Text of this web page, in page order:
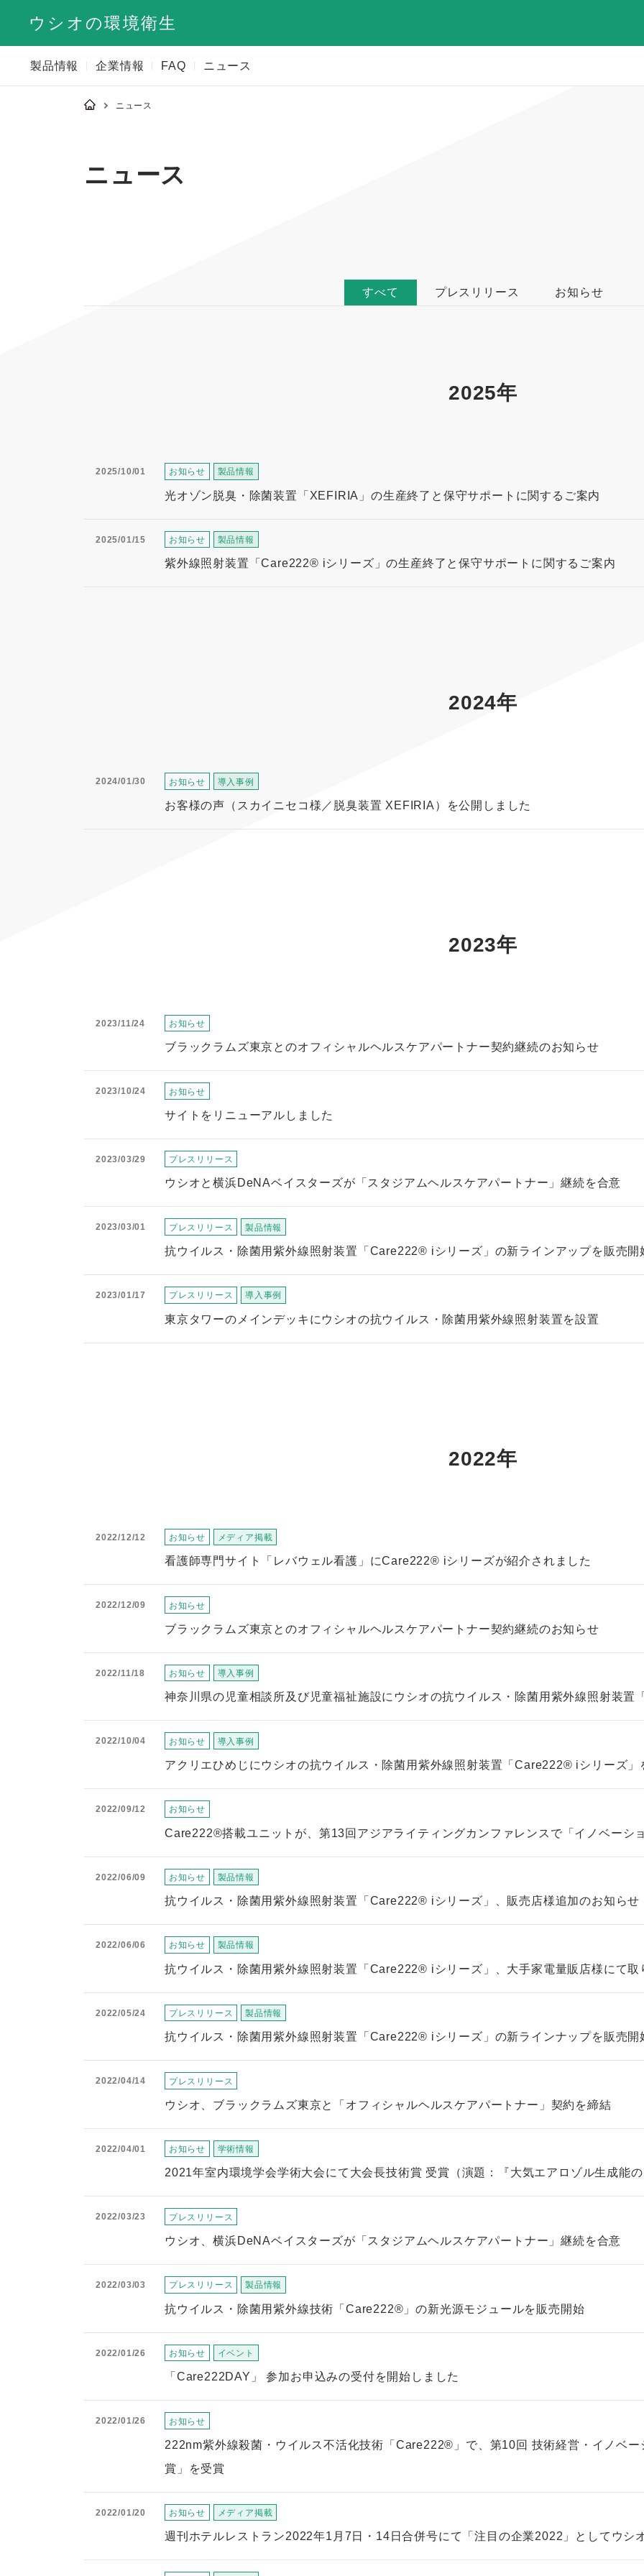
ウシオの環境衛生
製品情報 企業情報 FAQ ニュース
ニュース
ニュース
すべて プレスリリース お知らせ
2025年
2025/10/01 お知らせ 製品情報
光オゾン脱臭・除菌装置「XEFIRIA」の生産終了と保守サポートに関するご案内
2025/01/15 お知らせ 製品情報
紫外線照射装置「Care222® iシリーズ」の生産終了と保守サポートに関するご案内
2024年
2024/01/30 お知らせ 導入事例
お客様の声（スカイニセコ様／脱臭装置 XEFIRIA）を公開しました
2023年
2023/11/24 お知らせ
ブラックラムズ東京とのオフィシャルヘルスケアパートナー契約継続のお知らせ
2023/10/24 お知らせ
サイトをリニューアルしました
2023/03/29 プレスリリース
ウシオと横浜DeNAベイスターズが「スタジアムヘルスケアパートナー」継続を合意
2023/03/01 プレスリリース 製品情報
抗ウイルス・除菌用紫外線照射装置「Care222® iシリーズ」の新ラインアップを販売開
2023/01/17 プレスリリース 導入事例
東京タワーのメインデッキにウシオの抗ウイルス・除菌用紫外線照射装置を設置
2022年
2022/12/12 お知らせ メディア掲載
看護師専門サイト「レバウェル看護」にCare222® iシリーズが紹介されました
2022/12/09 お知らせ
ブラックラムズ東京とのオフィシャルヘルスケアパートナー契約継続のお知らせ
2022/11/18 お知らせ 導入事例
神奈川県の児童相談所及び児童福祉施設にウシオの抗ウイルス・除菌用紫外線照射装
2022/10/04 お知らせ 導入事例
アクリエひめじにウシオの抗ウイルス・除菌用紫外線照射装置「Care222® iシリーズ」
2022/09/12 お知らせ
Care222®搭載ユニットが、第13回アジアライティングカンファレンスで「イノベーシ
2022/06/09 お知らせ 製品情報
抗ウイルス・除菌用紫外線照射装置「Care222® iシリーズ」、販売店様追加のお知らせ
2022/06/06 お知らせ 製品情報
抗ウイルス・除菌用紫外線照射装置「Care222® iシリーズ」、大手家電量販店様にて取
2022/05/24 プレスリリース 製品情報
抗ウイルス・除菌用紫外線照射装置「Care222® iシリーズ」の新ラインナップを販売開
2022/04/14 プレスリリース
ウシオ、ブラックラムズ東京と「オフィシャルヘルスケアパートナー」契約を締結
2022/04/01 お知らせ 学術情報
2021年室内環境学会学術大会にて大会長技術賞 受賞（演題：『大気エアロゾル生成能
2022/03/23 プレスリリース
ウシオ、横浜DeNAベイスターズが「スタジアムヘルスケアパートナー」継続を合意
2022/03/03 プレスリリース 製品情報
抗ウイルス・除菌用紫外線技術「Care222®」の新光源モジュールを販売開始
2022/01/26 お知らせ イベント
「Care222DAY」 参加お申込みの受付を開始しました
2022/01/26 お知らせ
222nm紫外線殺菌・ウイルス不活化技術「Care222®」で、第10回 技術経営・イノベ
賞」を受賞
2022/01/20 お知らせ メディア掲載
週刊ホテルレストラン2022年1月7日・14日合併号にて「注目の企業2022」としてウシ